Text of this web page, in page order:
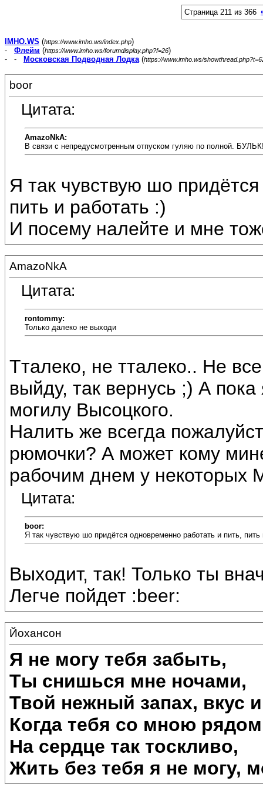
Страница 211 из 366
IMHO.WS (https://www.imho.ws/index.php)
- Флейм (https://www.imho.ws/forumdisplay.php?f=26)
- -
Московская Подводная Лодка(https://www.imho.ws/
boor
Цитата:
AmazoNkA:
В связи с непредусмотренным отпуском гуляю по полной.
Я так чувствую шо
пить и работать :)
И посему налейте и мне
AmazoNkA
Цитата:
rontommy:
Только далеко не выходи
Тталеко, не тталеко.. Не
выйду, так вернусь ;) А
могилу Высоцкого.
Налить же всегда
рюмочки? А может кому
рабочим днем у некоторых
Цитата:
boor:
Я так чувствую шо придётся одновременно работать и пить, пить
Выходит, так! Только ты
Легче пойдет :beer:
Йохансон
Я не могу тебя забыть,
Ты снишься мне ночами,
Твой нежный запах, вкус
Когда тебя со мною рядом
На сердце так тоскливо,
Жить без тебя я не могу,